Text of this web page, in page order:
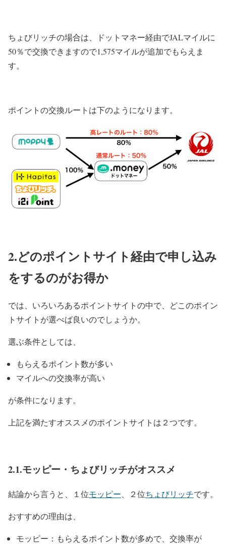
ちょびリッチの場合は、ドットマネー経由でJALマイルに
50％で交換できますので1,575マイルが追加でもらえま
す。
ポイントの交換ルートは下のようになります。
2.どのポイントサイト経由で申し込み
をするのがお得か
では、いろいろあるポイントサイトの中で、どこのポイン
トサイトが選べば良いのでしょうか。
選ぶ条件としては、
もらえるポイント数が多い
マイルへの交換率が高い
が条件になります。
上記を満たすオススメのポイントサイトは２つです。
2.1.モッピー・ちょびリッチがオススメ
結論から言うと、１位モッピー 、２位ちょびリッチです。
おすすめの理由は、
モッピー：もらえるポイント数が多めで、交換率が